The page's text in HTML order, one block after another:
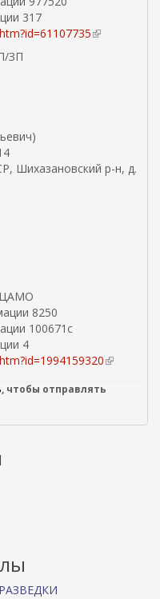
317
(
с
ЗП
Шихазановский р-н, д.
ЦАМО
8250
100671с
4
(
н
ш
, чтобы отправлять